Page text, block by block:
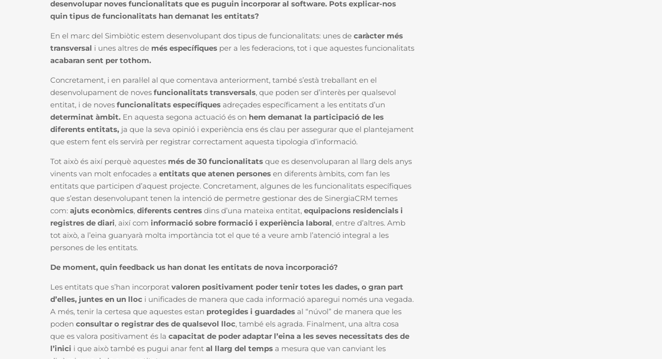
desenvolupar noves funcionalitats que es puguin incorporar al software. Pots explicar-nos
quin tipus de funcionalitats han demanat les entitats?
En el marc del Simbiòtic estem desenvolupant dos tipus de funcionalitats: unes de caràcter més
transversal i unes altres de més específiques per a les federacions, tot i que aquestes funcionalitats
acabaran sent per tothom.
Concretament, i en paral·lel al que comentava anteriorment, també s’està treballant en el
desenvolupament de noves funcionalitats transversals, que poden ser d’interès per qualsevol
entitat, i de noves funcionalitats específiques adreçades específicament a les entitats d’un
determinat àmbit. En aquesta segona actuació és on hem demanat la participació de les
diferents entitats, ja que la seva opinió i experiència ens és clau per assegurar que el plantejament
que estem fent els servirà per registrar correctament aquesta tipologia d’informació.
Tot això és així perquè aquestes més de 30 funcionalitats que es desenvoluparan al llarg dels anys
vinents van molt enfocades a entitats que atenen persones en diferents àmbits, com fan les
entitats que participen d’aquest projecte. Concretament, algunes de les funcionalitats específiques
que s’estan desenvolupant tenen la intenció de permetre gestionar des de SinergiaCRM temes
com: ajuts econòmics, diferents centres dins d’una mateixa entitat, equipacions residencials i
registres de diari, així com informació sobre formació i experiència laboral, entre d’altres. Amb
tot això, a l’eina guanyarà molta importància tot el que té a veure amb l’atenció integral a les
persones de les entitats.
De moment, quin feedback us han donat les entitats de nova incorporació?
Les entitats que s’han incorporat valoren positivament poder tenir totes les dades, o gran part
d’elles, juntes en un lloc i unificades de manera que cada informació aparegui només una vegada.
A més, tenir la certesa que aquestes estan protegides i guardades al “núvol” de manera que les
poden consultar o registrar des de qualsevol lloc, també els agrada. Finalment, una altra cosa
que es valora positivament és la capacitat de poder adaptar l’eina a les seves necessitats des de
l’inici i que això també es pugui anar fent al llarg del temps a mesura que van canviant les